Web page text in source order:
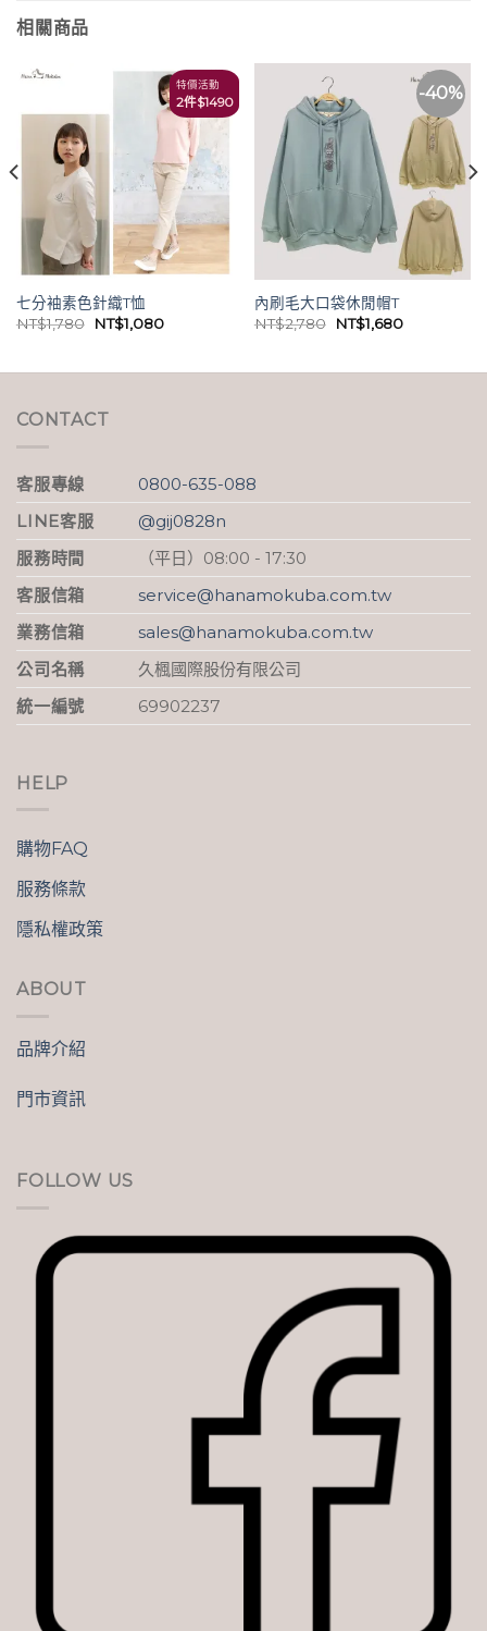
相關商品
特價活動
2件$1490
七分袖素色針織T恤
NT$1,780
原
NT$1,080目
-40%
內刷毛大口袋休閒帽T
NT$2,780
原
NT$1,680目
CONTACT
客服專線
0800-635-088
LINE客服
@gij0828n
服務時間
（平日）08:00 - 17:30
客服信箱
service@hanamokuba.com.tw
業務信箱
sales@hanamokuba.com.tw
公司名稱
久楓國際股份有限公司
統一編號
69902237
HELP
購物FAQ
服務條款
隱私權政策
ABOUT
品牌介紹
門市資訊
FOLLOW US